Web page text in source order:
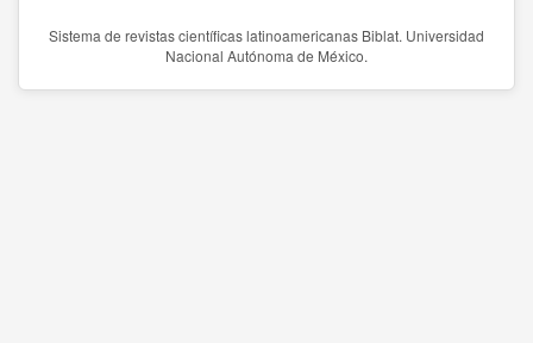
Sistema de revistas científicas latinoamericanas Biblat. Universidad
Nacional Autónoma de México.